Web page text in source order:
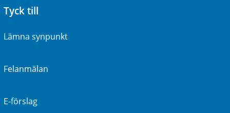
Tyck till
Lämna synpunkt
Felanmälan
E-förslag